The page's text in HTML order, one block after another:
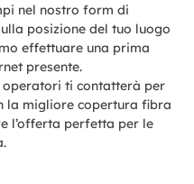
nel nostro form di
posizione del tuo luogo
effettuare una prima
presente.
operatori ti contatterà per
la migliore copertura fibra
l’offerta perfetta per le